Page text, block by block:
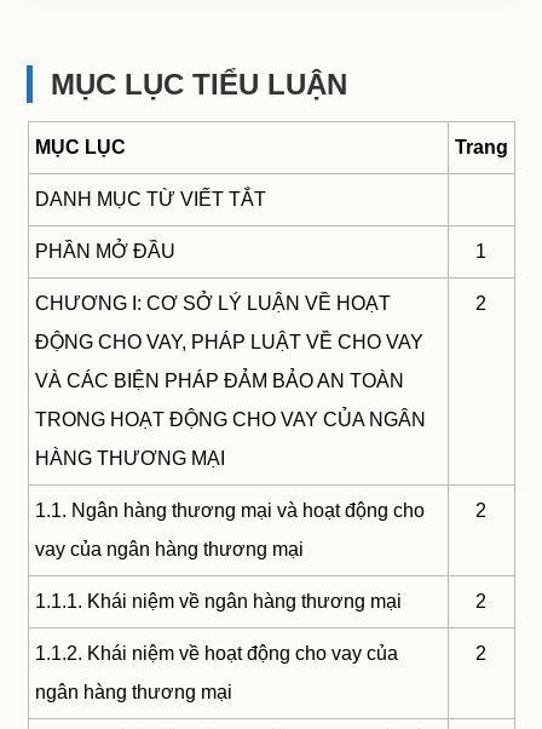
MỤC LỤC TIỂU LUẬN
MỤC LỤC Trang
DANH MỤC TỪ VIẾT TẮT
PHẦN MỞ ĐẦU 1
CHƯƠNG I: CƠ SỞ LÝ LUẬN VỀ HOẠT
ĐỘNG CHO VAY, PHÁP LUẬT VỀ CHO VAY
VÀ CÁC BIỆN PHÁP ĐẢM BẢO AN TOÀN
TRONG HOẠT ĐỘNG CHO VAY CỦA NGÂN
HÀNG THƯƠNG MẠI
2
1.1. Ngân hàng thương mại và hoạt động cho
vay của ngân hàng thương mại
2
1.1.1. Khái niệm về ngân hàng thương mại 2
1.1.2. Khái niệm về hoạt động cho vay của
ngân hàng thương mại
2